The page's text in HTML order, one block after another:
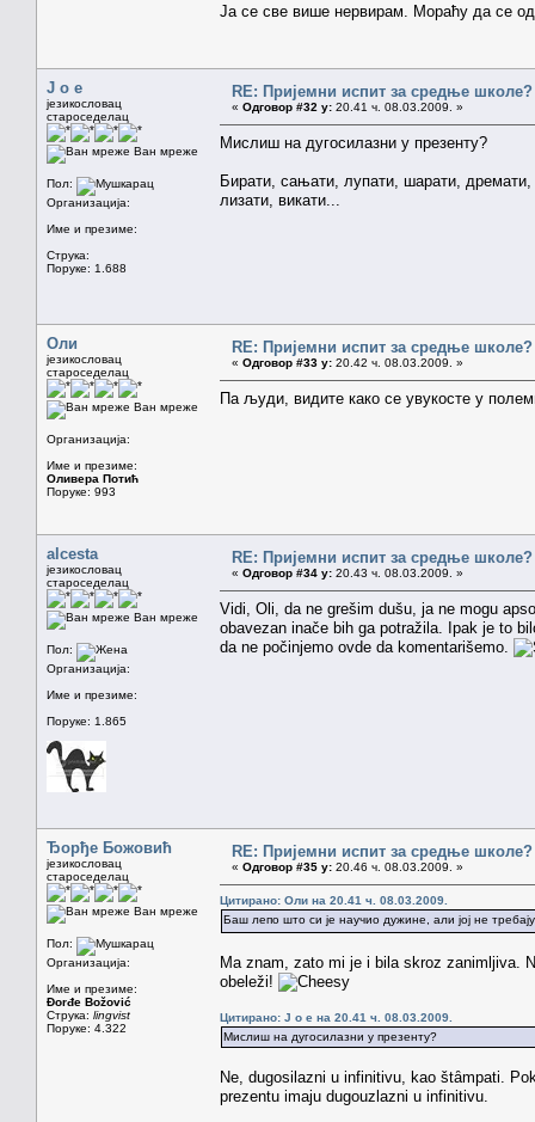
Ја се све више нервирам. Мораћу да се
J o e
језикословац
староседелац
Ван мреже
Пол:
Организација:
Име и презиме:
Струка:
Поруке: 1.688
RE: Пријемни испит за средње школе?
« Одговор #32 у: 20.41 ч. 08.03.2009. »
Мислиш на дугосилазни у презенту?
Бирати, сањати, лупати, шарати, дремати,
лизати, викати...
Оли
језикословац
староседелац
Ван мреже
Организација:
Име и презиме:
Оливера Потић
Поруке: 993
RE: Пријемни испит за средње школе?
« Одговор #33 у: 20.42 ч. 08.03.2009. »
Па људи, видите како се увукосте у
alcesta
језикословац
староседелац
Ван мреже
Пол:
Организација:
Име и презиме:
Поруке: 1.865
RE: Пријемни испит за средње школе?
« Одговор #34 у: 20.43 ч. 08.03.2009. »
Vidi, Oli, da ne grešim dušu, ja ne mogu
obavezan inače bih ga potražila. Ipak je to
da ne počinjemo ovde da komentarišemo.
Ђорђе Божовић
језикословац
староседелац
Ван мреже
Пол:
Организација:
Име и презиме:
Đorđe Božović
Струка: lingvist
Поруке: 4.322
RE: Пријемни испит за средње школе?
« Одговор #35 у: 20.46 ч. 08.03.2009. »
Цитирано: Оли на 20.41 ч. 08.03.2009.
Баш лепо што си је научио дужине, али јој не
Ma znam, zato mi je i bila skroz zanimljiva.
obeleži!
Цитирано: J o e на 20.41 ч. 08.03.2009.
Мислиш на дугосилазни у презенту?
Ne, dugosilazni u infinitivu, kao štȃmpati.
prezentu imaju dugouzlazni u infinitivu.